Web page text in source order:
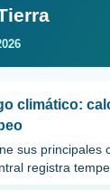
climático:
sus principales
registra